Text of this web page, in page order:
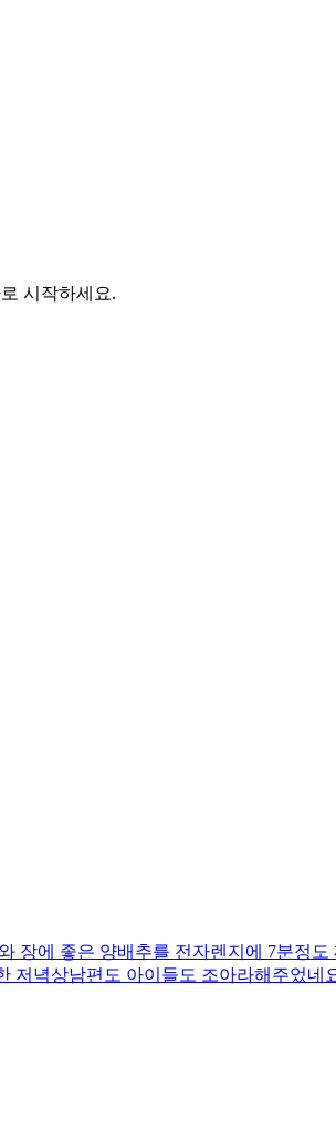
시작하세요.
장에 좋은 양배추를 전자렌지에 7분정
저녁상남편도 아이들도 조아라해주었네